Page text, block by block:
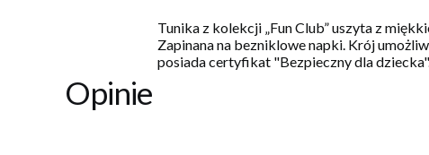
Tunika z kolekcji „Fun Club” uszyta z
Zapinana na bezniklowe napki. Krój
posiada certyfikat "Bezpieczny dla
Opinie